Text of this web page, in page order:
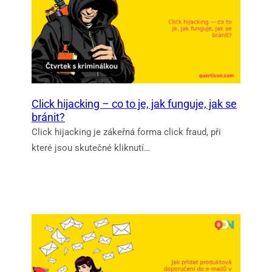
Click hijacking – co to je, jak funguje, jak se
bránit?
Click hijacking je zákeřná forma click fraud, při
které jsou skutečné kliknutí…